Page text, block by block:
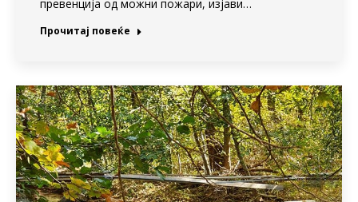
превенција од можни пожари, изјави…
Прочитај повеќе